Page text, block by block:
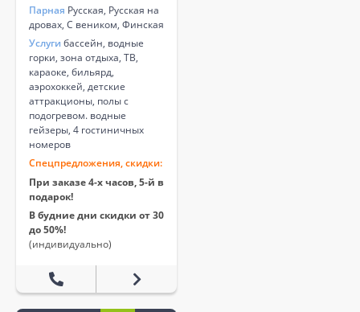
Парная Русская, Русская на
дровах, С веником, Финская
Услуги бассейн, водные
горки, зона отдыха, ТВ,
караоке, бильярд,
аэрохоккей, детские
аттракционы, полы с
подогревом. водные
гейзеры, 4 гостиничных
номеров
Спецпредложения, скидки:
При заказе 4-х часов, 5-й в
подарок!
В будние дни скидки от 30
до 50%!
(индивидуально)